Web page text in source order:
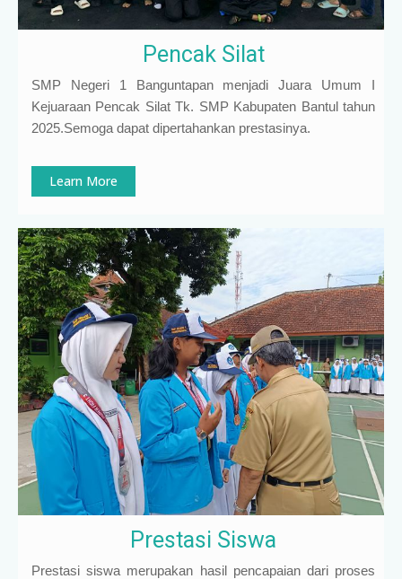
Pencak Silat
SMP Negeri 1 Banguntapan menjadi Juara Umum I
Kejuaraan Pencak Silat Tk. SMP Kabupaten Bantul tahun
2025.Semoga dapat dipertahankan prestasinya.
Learn More
Prestasi Siswa
Prestasi siswa merupakan hasil pencapaian dari proses